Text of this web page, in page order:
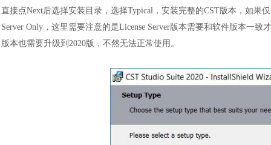
直接点Next后选择安装目录 ，选择Typical，安装完整的CST版本，如果
Server Only，这里需要注意的是License Server版本需要和软件版本一
版本也需要升级到2020版，不然无法正常使用。